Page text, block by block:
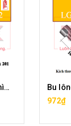
Bu lông lục giác chìm inox 201-M5x12
972₫